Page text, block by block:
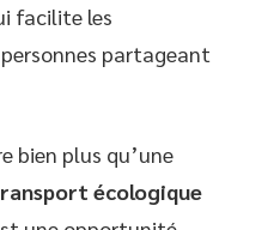
facilite les
partageant
bien plus qu’une
écologique